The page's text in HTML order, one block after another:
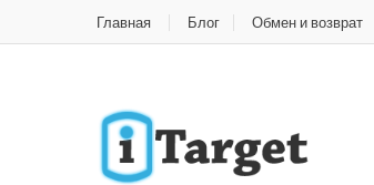
Главная Блог Обмен и возврат